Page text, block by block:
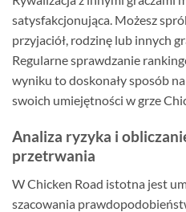
satysfakcjonująca. Możesz
przyjaciół, rodzinę lub innych
Regularne sprawdzanie
wyniku to doskonały sposób
swoich umiejętności w grze
Analiza ryzyka i
przetrwania
W Chicken Road istotna jest
szacowania